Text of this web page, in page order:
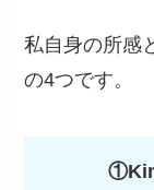
私自身の所感
の4つです。